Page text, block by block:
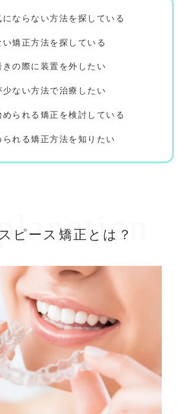
にならない方法を探している
矯正方法を探している
きの際に装置を外したい
少ない方法で治療したい
められる矯正を検討している
れる矯正方法を知りたい
ピース矯正とは？